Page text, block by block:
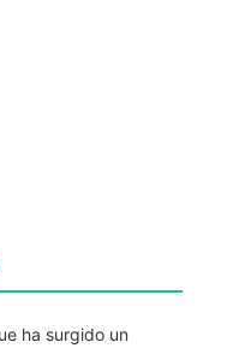
ha surgido un